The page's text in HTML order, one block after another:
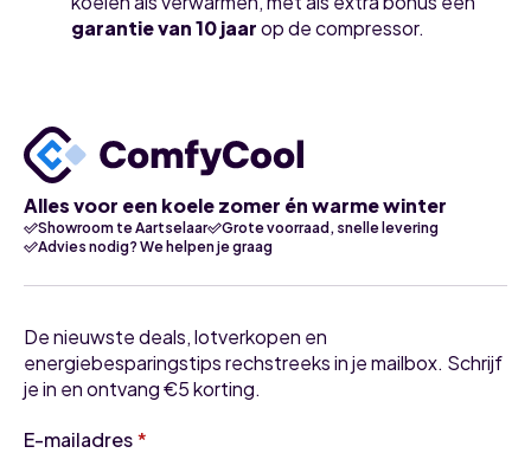
garantie van 10 jaarop de compressor.
Alles voor een koele zomer én warme winter
Showroom te Aartselaar
Grote voorraad, snelle levering
Advies nodig? We helpen je graag
De nieuwste deals, lotverkopen en
energiebesparingstips rechstreeks in je mailbox. Schrijf
je in en ontvang €5 korting.
E-mailadres*